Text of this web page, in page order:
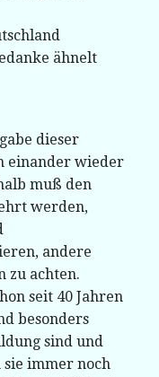
ähnelt
dieser
einander wieder
muß den
werden,
andere
zu achten.
seit 40 Jahren
besonders
sind und
immer noch